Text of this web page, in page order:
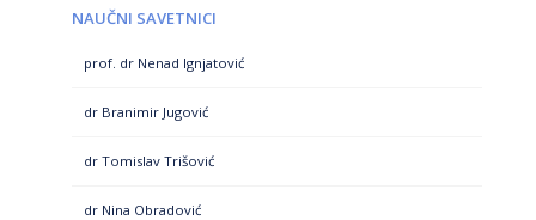
NAUČNI SAVETNICI
prof. dr Nenad Ignjatović
dr Branimir Jugović
dr Tomislav Trišović
dr Nina Obradović